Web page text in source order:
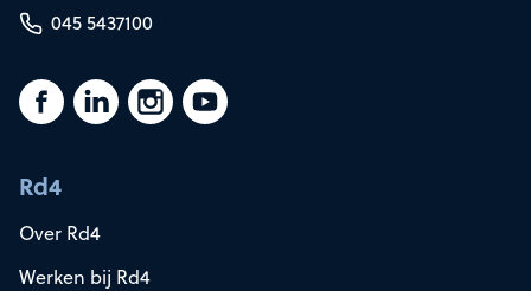
045 5437100
Rd4
Over Rd4
Werken bij Rd4